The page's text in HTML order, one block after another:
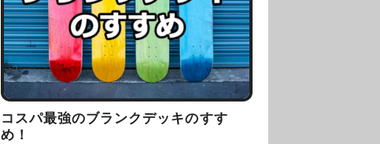
コスパ最強のブランクデッキのすす
め！